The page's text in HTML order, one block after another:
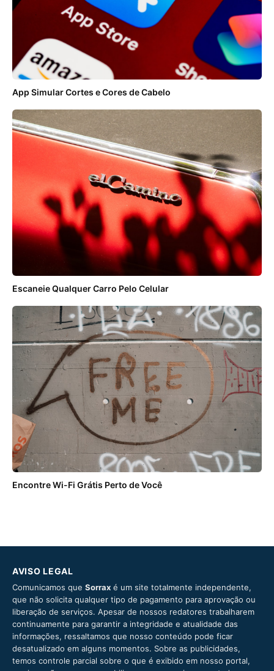
App Simular Cortes e Cores de Cabelo
Escaneie Qualquer Carro Pelo Celular
Encontre Wi-Fi Grátis Perto de Você
AVISO LEGAL
Comunicamos que Sorrax é um site totalmente independente,
que não solicita qualquer tipo de pagamento para aprovação ou
liberação de serviços. Apesar de nossos redatores trabalharem
continuamente para garantir a integridade e atualidade das
informações, ressaltamos que nosso conteúdo pode ficar
desatualizado em alguns momentos. Sobre as publicidades,
temos controle parcial sobre o que é exibido em nosso portal,